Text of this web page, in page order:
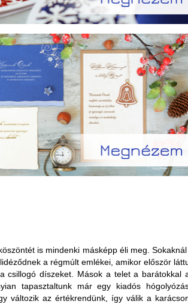
is mindenki másképp éli meg.
a régmúlt emlékei, amikor először
csillogó díszeket. Mások a telet a barátokkal
tapasztaltunk már egy kiadós
változik az értékrendünk, így válik a